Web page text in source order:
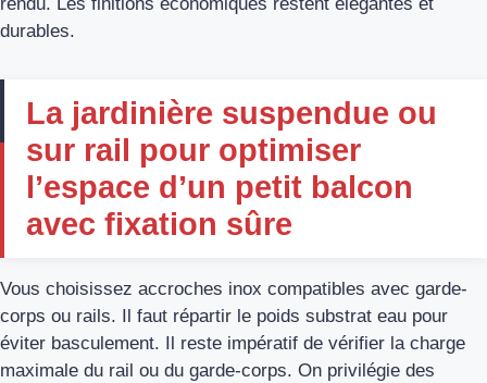
rendu. Les finitions économiques restent élégantes et
durables.
La jardinière suspendue ou
sur rail pour optimiser
l’espace d’un petit balcon
avec fixation sûre
Vous choisissez accroches inox compatibles avec garde-
corps ou rails. Il faut répartir le poids substrat eau pour
éviter basculement. Il reste impératif de vérifier la charge
maximale du rail ou du garde-corps. On privilégie des